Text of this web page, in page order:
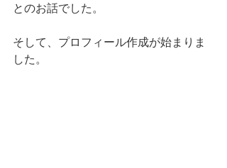
とのお話でした。
そして、プロフィール作成が始まりま
した。